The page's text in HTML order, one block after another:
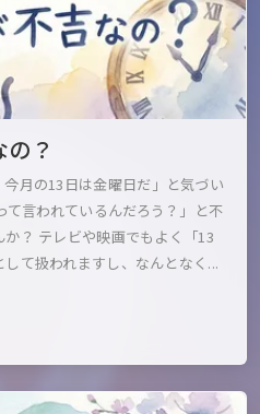
？
月の13日は金曜日だ」と気づい
て言われているんだろう？」と不
？ テレビや映画でもよく「13
て扱われますし、なんとなく...